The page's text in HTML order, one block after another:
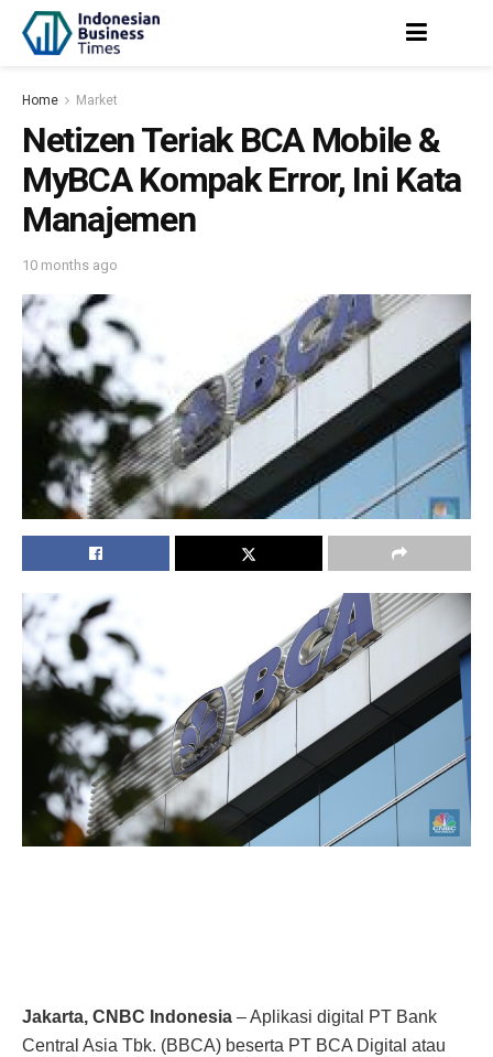
Home Market
Netizen Teriak BCA Mobile &
MyBCA Kompak Error, Ini Kata
Manajemen
10 months ago
Jakarta, CNBC Indonesia – Aplikasi digital PT Bank
Central Asia Tbk. (BBCA) beserta PT BCA Digital atau